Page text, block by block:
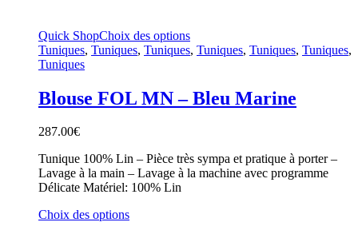
Quick ShopChoix des options
Tuniques, Tuniques, Tuniques, Tuniques, Tuniques, Tuniques,
Tuniques
Blouse FOL MN – Bleu Marine
287.00€
Tunique 100% Lin – Pièce très sympa et pratique à porter –
Lavage à la main – Lavage à la machine avec programme
Délicate Matériel: 100% Lin
Choix des options